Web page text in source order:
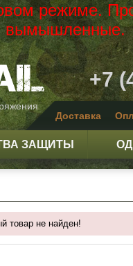
режиме.
вымышленные.
+7
Доставка
ЗАЩИТЫ
товар не найден!